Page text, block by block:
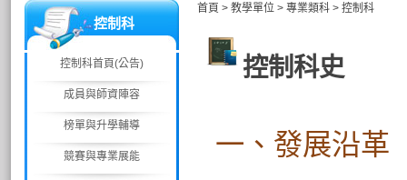
控制科
控制科首頁(公告)
成員與師資陣容
榜單與升學輔導
競賽與專業展能
首頁 > 教學單位 > 專業類科 > 控制科
控制科史
一、發展沿革